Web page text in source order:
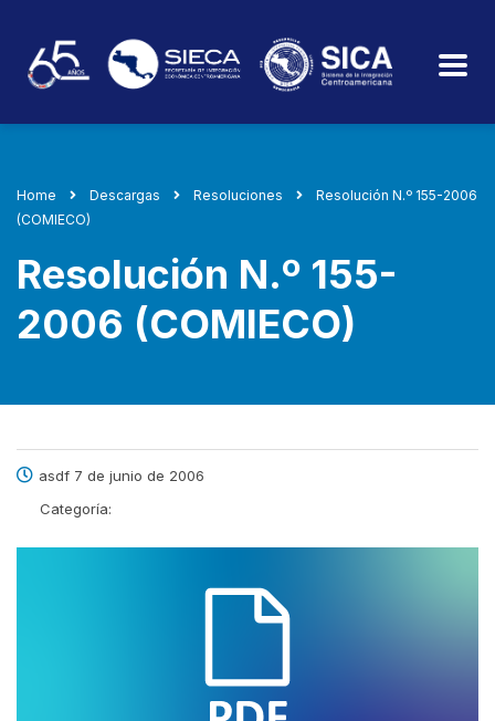
Home Descargas Resoluciones
Resolución N.º 155-2006
(COMIECO)
Resolución N.º 155-
2006 (COMIECO)
asdf 7 de junio de 2006
Categoría: